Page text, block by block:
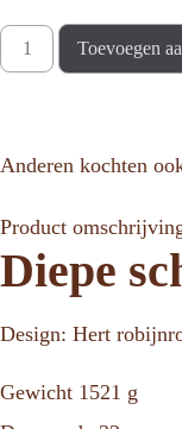
Toevoegen
Anderen kochten
Product
Diepe
Design: Hert
Gewicht 1521 g